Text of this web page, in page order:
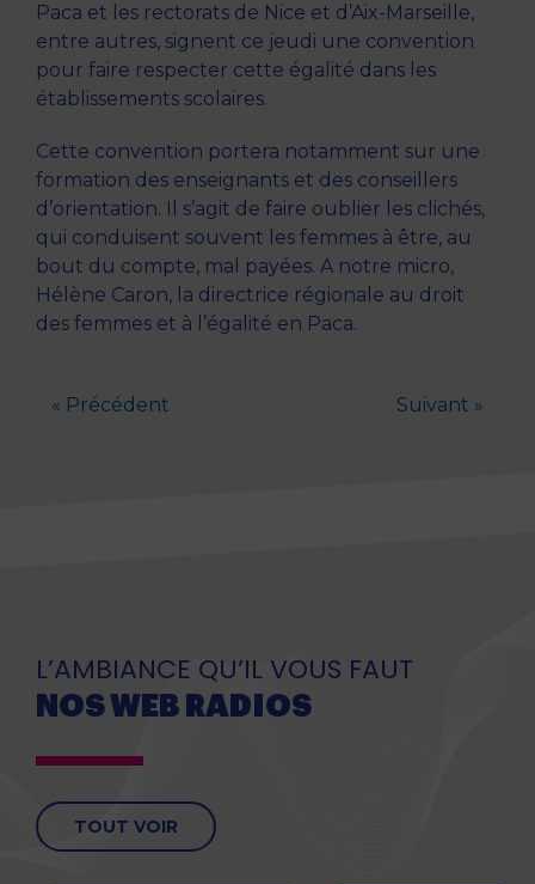
Paca et les rectorats de Nice et d’Aix-Marseille,
entre autres, signent ce jeudi une convention
pour faire respecter cette égalité dans les
établissements scolaires.
Cette convention portera notamment sur une
formation des enseignants et des conseillers
d’orientation. Il s’agit de faire oublier les clichés,
qui conduisent souvent les femmes à être, au
bout du compte, mal payées. A notre micro,
Hélène Caron, la directrice régionale au droit
des femmes et à l’égalité en Paca.
« Précédent Suivant »
L’AMBIANCE QU’IL VOUS FAUT
NOS WEB RADIOS
TOUT VOIR